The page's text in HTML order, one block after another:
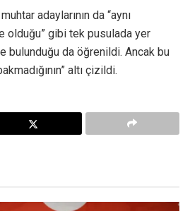
adaylarının da “aynı
gibi tek pusulada yer
bulunduğu da öğrenildi. Ancak bu
altı çizildi.